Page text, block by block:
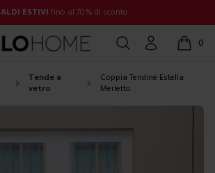
ESTIVI fino al 70% di sconto
Cerca Account 0
items
Tende a
vetro
Coppia Tendine Estella
Merletto